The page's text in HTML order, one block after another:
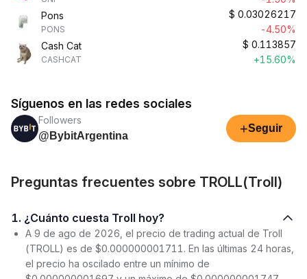
Pons
PONS
$ 0.03026217
-4.50%
Cash Cat
CASHCAT
$ 0.113857
+15.60%
Síguenos en las redes sociales
Followers
@BybitArgentina
+Seguir
Preguntas frecuentes sobre TROLL(Troll)
1. ¿Cuánto cuesta Troll hoy?
A 9 de ago de 2026, el precio de trading actual de Troll
(TROLL) es de $0.000000001711. En las últimas 24 horas,
el precio ha oscilado entre un mínimo de